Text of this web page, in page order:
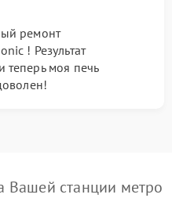
ремонт
! Результат
моя печь
Вашей станции метро